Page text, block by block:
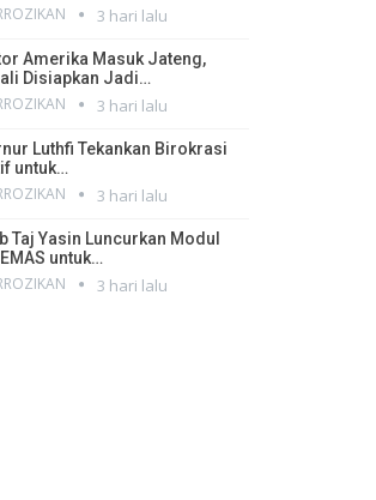
3 hari lalu
Amerika Masuk Jateng,
Disiapkan Jadi…
3 hari lalu
Luthfi Tekankan Birokrasi
untuk…
3 hari lalu
Taj Yasin Luncurkan Modul
EMAS untuk…
3 hari lalu